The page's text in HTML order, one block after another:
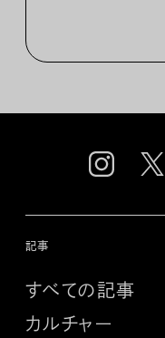
記事
すべての記事
カルチャー